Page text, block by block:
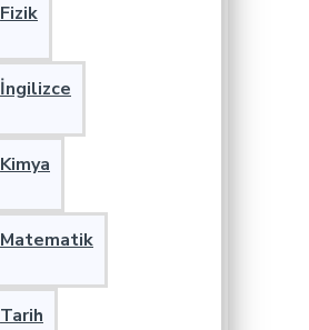
Fizik
İngilizce
Kimya
Matematik
Tarih